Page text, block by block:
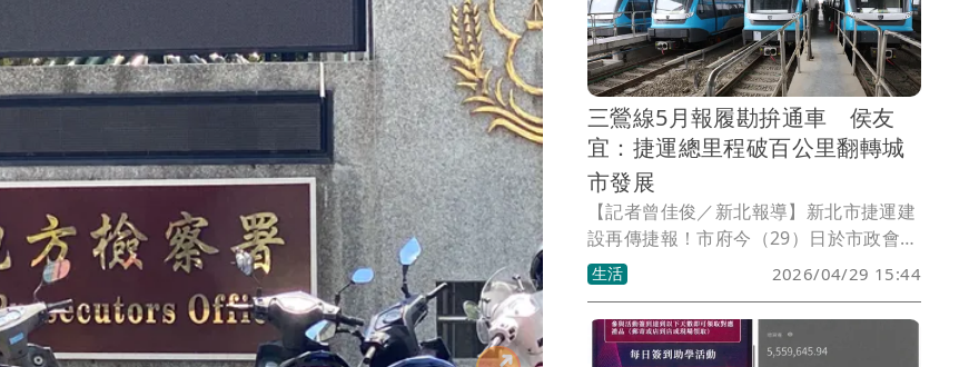
三鶯線5月報履勘拚通車 侯友
宜：捷運總里程破百公里翻轉城
市發展
【記者曾佳俊／新北報導】新北市捷運建
設再傳捷報！市府今（29）日於市政會議
中由捷運局進行「捷運三鶯線 幸福在
線」專題報告，內容提到三鶯線通車後，
新北境內捷運總里程將達108公里、90座
車站，無論長度或站數皆居全台之冠；市
生活 2026/04/29 15:44